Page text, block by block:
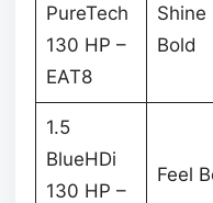
PureTech
130 HP –
EAT8
Shine
Bold
1.5
BlueHDi
130 HP –
Feel